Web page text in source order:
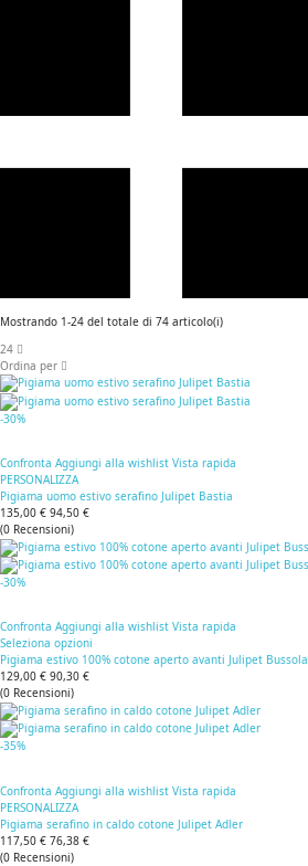
Mostrando 1-24 del totale di 74 articolo(i)
24
Ordina per
-30%
Confronta Aggiungi alla wishlist Vista rapida
PERSONALIZZA
Pigiama uomo estivo serafino Julipet Bastia
135,00 € 94,50 €
(0 Recensioni)
-30%
Confronta Aggiungi alla wishlist Vista rapida
Seleziona opzioni
Pigiama estivo 100% cotone aperto avanti Julipet Bussola
129,00 € 90,30 €
(0 Recensioni)
-35%
Confronta Aggiungi alla wishlist Vista rapida
PERSONALIZZA
Pigiama serafino in caldo cotone Julipet Adler
117,50 € 76,38 €
(0 Recensioni)